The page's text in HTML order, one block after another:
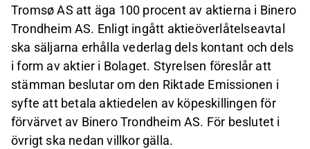
Tromsø AS att äga 100 procent av aktierna i Binero
Trondheim AS. Enligt ingått aktieöverlåtelseavtal
ska säljarna erhålla vederlag dels kontant och dels
i form av aktier i Bolaget. Styrelsen föreslår att
stämman beslutar om den Riktade Emissionen i
syfte att betala aktiedelen av köpeskillingen för
förvärvet av Binero Trondheim AS. För beslutet i
övrigt ska nedan villkor gälla.